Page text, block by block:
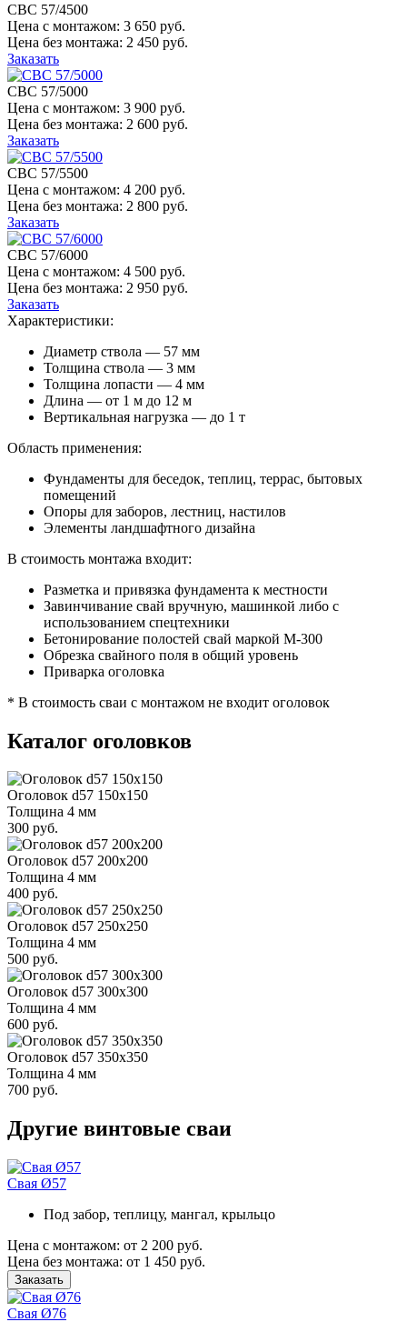
СВС 57/4500
Цена с монтажом: 3 650 руб.
Цена без монтажа: 2 450 руб.
Заказать
СВС 57/5000
Цена с монтажом: 3 900 руб.
Цена без монтажа: 2 600 руб.
Заказать
СВС 57/5500
Цена с монтажом: 4 200 руб.
Цена без монтажа: 2 800 руб.
Заказать
СВС 57/6000
Цена с монтажом: 4 500 руб.
Цена без монтажа: 2 950 руб.
Заказать
Характеристики:
Диаметр ствола — 57 мм
Толщина ствола — 3 мм
Толщина лопасти — 4 мм
Длина — от 1 м до 12 м
Вертикальная нагрузка — до 1 т
Область применения:
Фундаменты для беседок, теплиц, террас, бытовых
помещений
Опоры для заборов, лестниц, настилов
Элементы ландшафтного дизайна
В стоимость монтажа входит:
Разметка и привязка фундамента к местности
Завинчивание свай вручную, машинкой либо с
использованием спецтехники
Бетонирование полостей свай маркой М-300
Обрезка свайного поля в общий уровень
Приварка оголовка
* В стоимость сваи с монтажом не входит оголовок
Каталог оголовков
Оголовок d57 150х150
Толщина 4 мм
300 руб.
Оголовок d57 200х200
Толщина 4 мм
400 руб.
Оголовок d57 250х250
Толщина 4 мм
500 руб.
Оголовок d57 300х300
Толщина 4 мм
600 руб.
Оголовок d57 350х350
Толщина 4 мм
700 руб.
Другие винтовые сваи
Свая Ø57
Под забор, теплицу, мангал, крыльцо
Цена с монтажом: от 2 200 руб.
Цена без монтажа: от 1 450 руб.
Заказать
Свая Ø76